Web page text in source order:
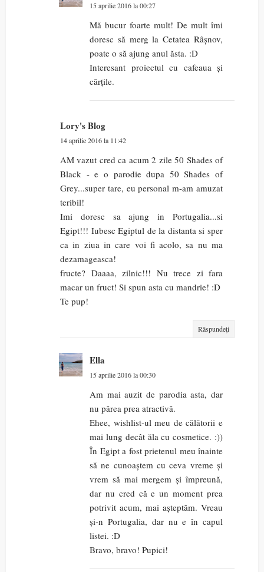
15 aprilie 2016 la 00:27
Mă bucur foarte mult! De mult îmi
doresc să merg la Cetatea Râșnov,
poate o să ajung anul ăsta. :D
Interesant proiectul cu cafeaua și
cărțile.
Lory's Blog
14 aprilie 2016 la 11:42
AM vazut cred ca acum 2 zile 50 Shades of
Black - e o parodie dupa 50 Shades of
Grey...super tare, eu personal m-am amuzat
teribil!
Imi doresc sa ajung in Portugalia...si
Egipt!!! Iubesc Egiptul de la distanta si sper
ca in ziua in care voi fi acolo, sa nu ma
dezamageasca!
fructe? Daaaa, zilnic!!! Nu trece zi fara
macar un fruct! Si spun asta cu mandrie! :D
Te pup!
Răspundeți
Ella
15 aprilie 2016 la 00:30
Am mai auzit de parodia asta, dar
nu părea prea atractivă.
Ehee, wishlist-ul meu de călătorii e
mai lung decât ăla cu cosmetice. :))
În Egipt a fost prietenul meu înainte
să ne cunoaștem cu ceva vreme și
vrem să mai mergem și împreună,
dar nu cred că e un moment prea
potrivit acum, mai așteptăm. Vreau
și-n Portugalia, dar nu e în capul
listei. :D
Bravo, bravo! Pupici!